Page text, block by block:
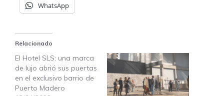
WhatsApp
Relacionado
El Hotel SLS: una marca
de lujo abrió sus puertas
en el exclusivo barrio de
Puerto Madero